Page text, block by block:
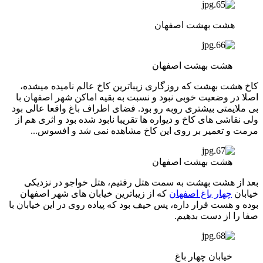
هشت بهشت اصفهان
هشت بهشت اصفهان
کاخ هشت بهشت که روزگاری زیباترین کاخ عالم نامیده میشده،
اصلا در وضعیت خوبی نبود و نسبت به بقیه اماکن شهر اصفهان با
بی ملایمتی بیشتری روبه رو بود. فضای اطراف باغ واقعا عالی بود
ولی نقاشی های کاخ و دیواره ها تقریبا نابود شده بود و اثری هم از
مرمت و تعمیر بر روی این کاخ مشاهده نمی شد و افسوس...
هشت بهشت اصفهان
بعد از هشت بهشت به سمت هتل رفتیم، هتل خواجو در نزدیکی
خیابان چهار باغ اصفهان که از زیباترین خیابان های شهر اصفهان
بوده و هست قرار داره، پس حیف بود که پیاده روی در این خیابان با
صفا را از دست بدهیم.
خیابان چهار باغ